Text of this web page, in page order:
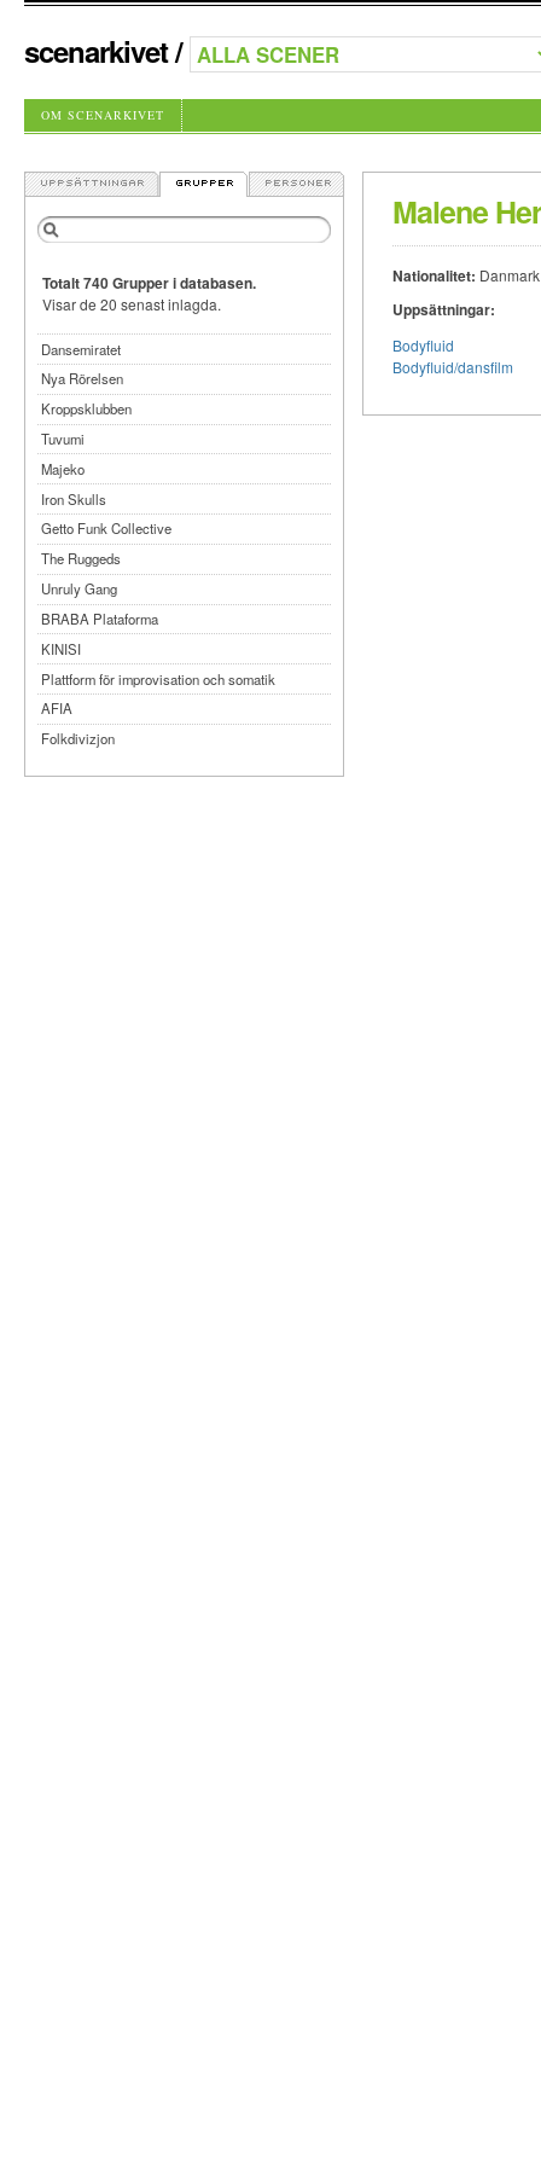
scenarkivet/
OM SCENARKIVET
Malene
Nationalitet: Danmark
Uppsättningar:
Bodyfluid
Bodyfluid/dansfilm
Totalt 740 Grupper i databasen.
Visar de 20 senast inlagda.
Dansemiratet
Nya Rörelsen
Kroppsklubben
Tuvumi
Majeko
Iron Skulls
Getto Funk Collective
The Ruggeds
Unruly Gang
BRABA Plataforma
KINISI
Plattform för improvisation och somatik
AFIA
Folkdivizjon